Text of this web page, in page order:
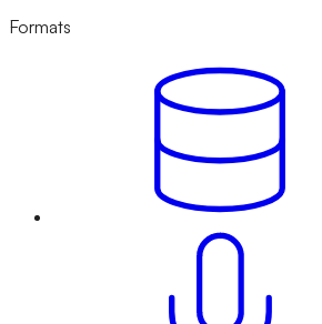
Formats